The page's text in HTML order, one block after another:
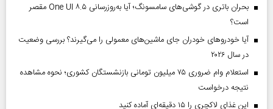
بحران باتری در گوشی‌های سامسونگ؛ آیا به‌روزرسانی One UI ۸.۵ مقصر
است؟
آیا خودروهای خودران جای ماشین‌های معمولی را می‌گیرند؟ بررسی وضعیت
در سال ۲۰۲۶
استعلام وام ضروری ۷۵ میلیون تومانی بازنشستگان کشوری؛ نحوه مشاهده
نتیجه درخواست
این غذای لاکچری را ۱۵ دقیقه‌ای آماده کنید